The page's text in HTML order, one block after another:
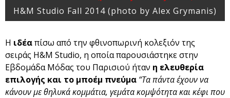
H&M Studio Fall 2014 (photo by Alex Grymanis)
Η ιδέαπίσω από την φθινοπωρινή κολεξιόν της
σειράς H&M Studio, η οποία παρουσιάστηκε στην
Εβδομάδα Μόδας του Παρισιού ήταν η ελευθερία
επιλογής και το μποέμ πνεύμα “Τα πάντα έχουν να
κάνουν με θηλυκά κομμάτια, γεμάτα κομψότητα και κέφι που